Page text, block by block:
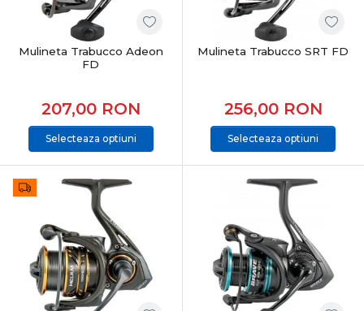
control total asupra nălucii și șanse reale la atacuri
decisive, indiferent de specie sau condiții.
Mulineta Trabucco Adeon
FD
207,00 RON
Selecteaza optiuni
Mulineta Trabucco SRT FD
256,00 RON
Selecteaza optiuni